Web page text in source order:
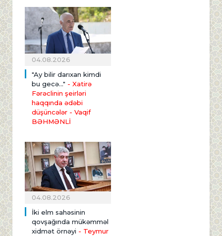
04.08.2026
"Ay bilir darıxan kimdi
bu gecə..." - Xatirə
Fərəclinin şeirləri
haqqında ədəbi
düşüncələr - Vaqif
BƏHMƏNLİ
04.08.2026
İki elm sahəsinin
qovşağında mükəmməl
xidmət örnəyi - Teymur